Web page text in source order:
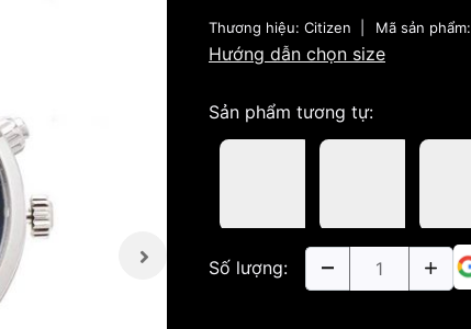
Thương hiệu: Citizen Mã sản phẩm:
Hướng dẫn chọn size
Sản phẩm tương tự:
Số lượng: